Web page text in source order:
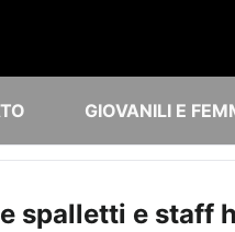
GIOVANILI E
spalletti e staff